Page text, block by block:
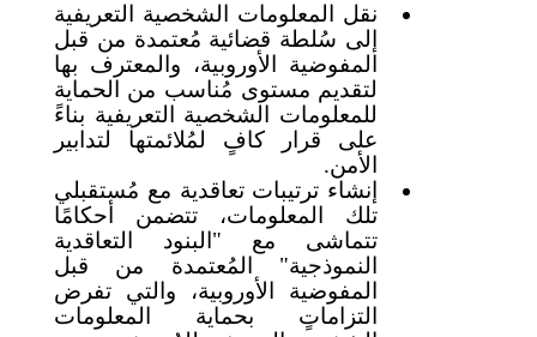
نقل المعلومات الشخصية التعريفية
إلى سُلطة قضائية مُعتمدة من قبل
المفوضية الأوروبية، والمعترف بها
لتقديم مستوى مُناسب من الحماية
للمعلومات الشخصية التعريفية بناءً
على قرار كافٍ لمُلائمتها لتدابير
الأمن.
إنشاء ترتيبات تعاقدية مع مُستقبلي
تلك المعلومات، تتضمن أحكامًا
تتماشى مع "البنود التعاقدية
النموذجية" المُعتمدة من قبل
المفوضية الأوروبية، والتي تفرض
التزاماتٍ بحماية المعلومات